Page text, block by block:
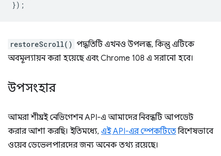
});
restoreScroll() পদ্ধতিটি এখনও উপলব্ধ, কিন্তু এটিকে
অবমূল্যায়ন করা হয়েছে এবং Chrome 108 এ সরানো হবে।
উপসংহার
আমরা শীঘ্রই নেভিগেশন API-এ আমাদের নিবন্ধটি আপডেট
করার আশা করছি। ইতিমধ্যে, এই API-এর স্পেকটিতেবিশেষভাবে
ওয়েব ডেভেলপারদের জন্য অনেক তথ্য রয়েছে।